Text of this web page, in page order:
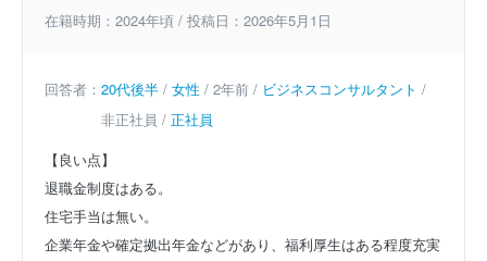
在籍時期：2024年頃 / 投稿日：2026年5月1日
回答者： 20代後半 / 女性 / 2年前 / ビジネスコンサルタント /
非正社員 / 正社員
【良い点】
退職金制度はある。
住宅手当は無い。
企業年金や確定拠出年金などがあり、福利厚生はある程度充実